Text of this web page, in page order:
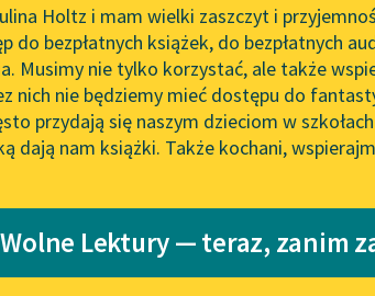
redakcyjne
literatury skandynawskiej
Spotkanie z Katarzyną Tunkiel
w Oslo
102. lata temu zmarł Joseph
Conrad
Lektury szkolne i klasyka
literatury do słuchania dla
Holtz i mam wielki zaszczyt i
do bezpłatnych książek, do bezpłatnych
Musimy nie tylko korzystać, ale także
nich nie będziemy mieć dostępu do
przydają się naszym dzieciom w
dają nam książki. Także kochani,
Lektury — teraz, zanim
Lula Sarnia✖ Liryka✖